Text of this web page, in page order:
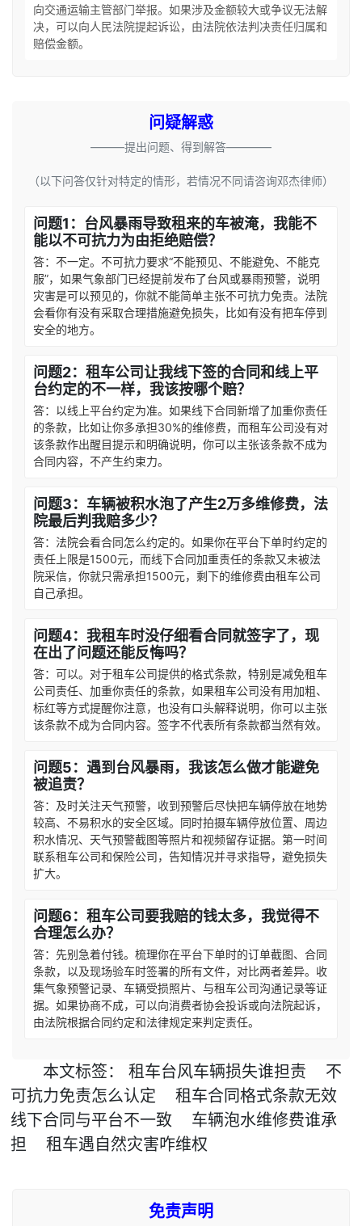
向交通运输主管部门举报。如果涉及金额较大或争议无法解
决，可以向人民法院提起诉讼，由法院依法判决责任归属和
赔偿金额。
问疑解惑
———提出问题、得到解答————
（以下问答仅针对特定的情形，若情况不同请咨询邓杰律师）
问题1：台风暴雨导致租来的车被淹，我能不
能以不可抗力为由拒绝赔偿？
答：不一定。不可抗力要求“不能预见、不能避免、不能克
服”，如果气象部门已经提前发布了台风或暴雨预警，说明
灾害是可以预见的，你就不能简单主张不可抗力免责。法院
会看你有没有采取合理措施避免损失，比如有没有把车停到
安全的地方。
问题2：租车公司让我线下签的合同和线上平
台约定的不一样，我该按哪个赔？
答：以线上平台约定为准。如果线下合同新增了加重你责任
的条款，比如让你多承担30%的维修费，而租车公司没有对
该条款作出醒目提示和明确说明，你可以主张该条款不成为
合同内容，不产生约束力。
问题3：车辆被积水泡了产生2万多维修费，法
院最后判我赔多少？
答：法院会看合同怎么约定的。如果你在平台下单时约定的
责任上限是1500元，而线下合同加重责任的条款又未被法
院采信，你就只需承担1500元，剩下的维修费由租车公司
自己承担。
问题4：我租车时没仔细看合同就签字了，现
在出了问题还能反悔吗？
答：可以。对于租车公司提供的格式条款，特别是减免租车
公司责任、加重你责任的条款，如果租车公司没有用加粗、
标红等方式提醒你注意，也没有口头解释说明，你可以主张
该条款不成为合同内容。签字不代表所有条款都当然有效。
问题5：遇到台风暴雨，我该怎么做才能避免
被追责？
答：及时关注天气预警，收到预警后尽快把车辆停放在地势
较高、不易积水的安全区域。同时拍摄车辆停放位置、周边
积水情况、天气预警截图等照片和视频留存证据。第一时间
联系租车公司和保险公司，告知情况并寻求指导，避免损失
扩大。
问题6：租车公司要我赔的钱太多，我觉得不
合理怎么办？
答：先别急着付钱。梳理你在平台下单时的订单截图、合同
条款，以及现场验车时签署的所有文件，对比两者差异。收
集气象预警记录、车辆受损照片、与租车公司沟通记录等证
据。如果协商不成，可以向消费者协会投诉或向法院起诉，
由法院根据合同约定和法律规定来判定责任。
本文标签： 租车台风车辆损失谁担责
不
可抗力免责怎么认定
租车合同格式条款无效
线下合同与平台不一致
车辆泡水维修费谁承
担
租车遇自然灾害咋维权
免责声明